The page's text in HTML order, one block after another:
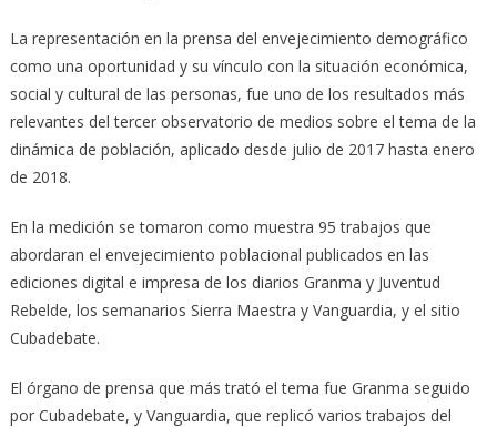
La representación en la prensa del envejecimiento demográfico
como una oportunidad y su vínculo con la situación económica,
social y cultural de las personas, fue uno de los resultados más
relevantes del tercer observatorio de medios sobre el tema de la
dinámica de población, aplicado desde julio de 2017 hasta enero
de 2018.
En la medición se tomaron como muestra 95 trabajos que
abordaran el envejecimiento poblacional publicados en las
ediciones digital e impresa de los diarios Granma y Juventud
Rebelde, los semanarios Sierra Maestra y Vanguardia, y el sitio
Cubadebate.
El órgano de prensa que más trató el tema fue Granma seguido
por Cubadebate, y Vanguardia, que replicó varios trabajos del